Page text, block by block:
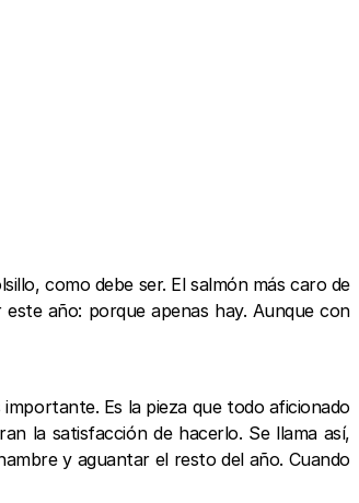
como debe ser. El salmón más caro de
año: porque apenas hay. Aunque con
Es la pieza que todo aficionado
la satisfacción de hacerlo. Se llama así,
y aguantar el resto del año. Cuando